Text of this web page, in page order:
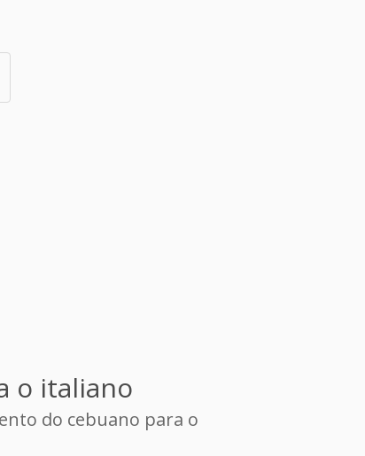
o italiano
do cebuano para o